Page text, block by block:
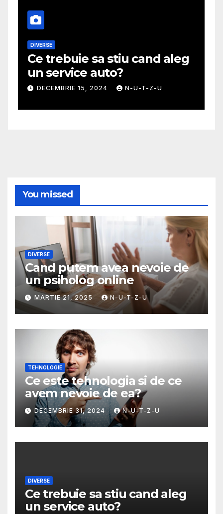
DIVERSE
Ce trebuie sa stiu cand aleg
un service auto?
DECEMBRIE 15, 2024 N-U-T-Z-U
You missed
DIVERSE
Cand putem avea nevoie de
un psiholog online
MARTIE 21, 2025 N-U-T-Z-U
TEHNOLOGIE
Ce este tehnologia si de ce
avem nevoie de ea?
DECEMBRIE 31, 2024 N-U-T-Z-U
DIVERSE
Ce trebuie sa stiu cand aleg
un service auto?